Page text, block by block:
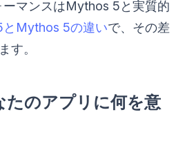
マンスはMythos 5と実質的
とMythos 5の違いで、その差
す。
たのアプリに何を意